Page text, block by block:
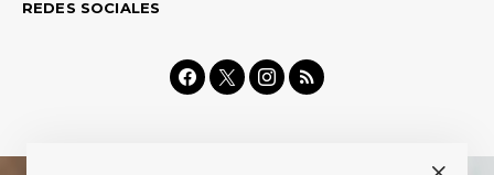
REDES SOCIALES